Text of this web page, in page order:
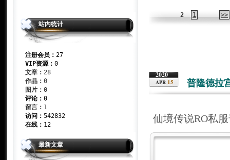
站内统计
注册会员： 27
VIP资源： 0
文章： 28
作品： 0
图片： 0
评论： 0
留言： 1
访问： 542832
在线： 12
最新文章
2 1 >>
2020
APR 15 普隆德拉
仙境传说RO私